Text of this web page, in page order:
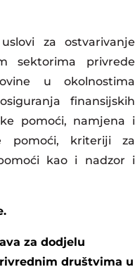
za ostvarivanje
sektorima privrede
u okolnostima
finansijskih
pomoći, namjena i
pomoći, kriteriji za
kao i nadzor i
.
za dodjelu
društvima u